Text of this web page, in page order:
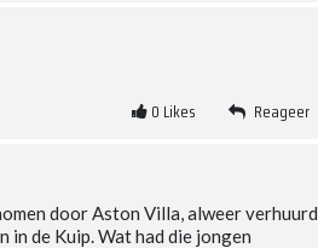
0 Likes Reageer
door Aston Villa, alweer verhuurd
in de Kuip. Wat had die jongen